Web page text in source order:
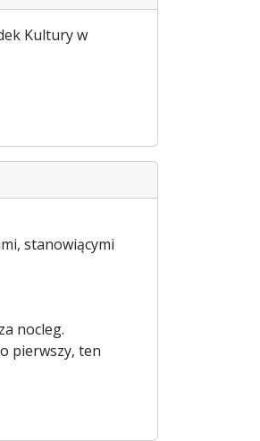
Kultury w
stanowiącymi
nocleg.
pierwszy, ten